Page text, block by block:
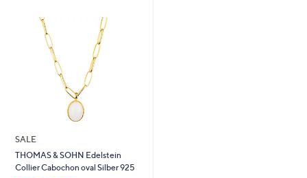
um
diese
SALE
THOMAS & SOHN Edelstein
Collier Cabochon oval Silber 925